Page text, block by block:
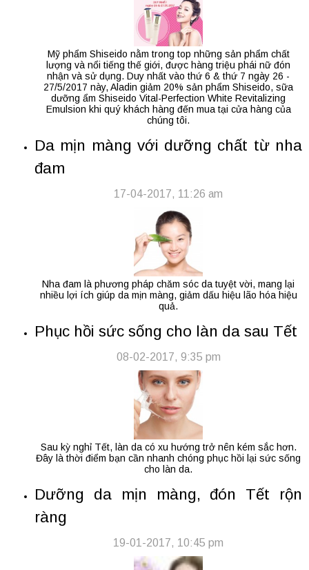
Mỹ phẩm Shiseido nằm trong top những sản phẩm chất
lượng và nổi tiếng thế giới, được hàng triệu phái nữ đón
nhận và sử dụng. Duy nhất vào thứ 6 & thứ 7 ngày 26 -
27/5/2017 này, Aladin giảm 20% sản phẩm Shiseido, sữa
dưỡng ẩm Shiseido Vital-Perfection White Revitalizing
Emulsion khi quý khách hàng đến mua tại cửa hàng của
chúng tôi.
Da mịn màng với dưỡng chất từ nha
đam
17-04-2017, 11:26 am
Nha đam là phương pháp chăm sóc da tuyệt vời, mang lại
nhiều lợi ích giúp da mịn màng, giảm dấu hiệu lão hóa hiệu
quả.
Phục hồi sức sống cho làn da sau Tết
08-02-2017, 9:35 pm
Sau kỳ nghỉ Tết, làn da có xu hướng trở nên kém sắc hơn.
Đây là thời điểm bạn cần nhanh chóng phục hồi lại sức sống
cho làn da.
Dưỡng da mịn màng, đón Tết rộn
ràng
19-01-2017, 10:45 pm